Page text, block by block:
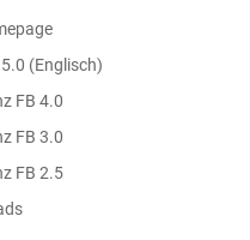
(Englisch)
FB 4.0
FB 3.0
FB 2.5